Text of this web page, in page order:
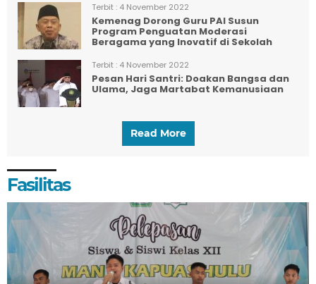
Terbit : 4 November 2022
Kemenag Dorong Guru PAI Susun
Program Penguatan Moderasi
Beragama yang Inovatif di Sekolah
Terbit : 4 November 2022
Pesan Hari Santri: Doakan Bangsa dan
Ulama, Jaga Martabat Kemanusiaan
Read More
Fasilitas